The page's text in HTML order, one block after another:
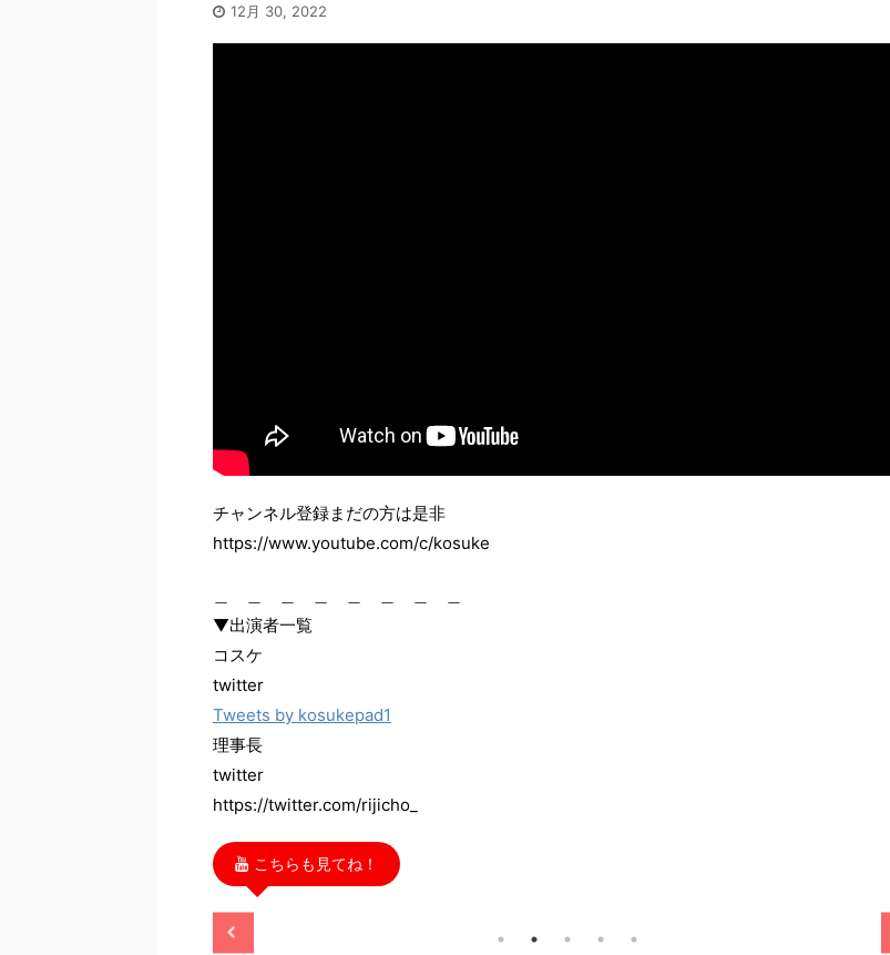
12月 30, 2022
チャンネル登録まだの方は是非
https://www.youtube.com/c/kosuke
▼出演者一覧
コスケ
twitter
Tweets by kosukepad1
理事長
twitter
https://twitter.com/rijicho_
こちらも見てね！
2025/11/13